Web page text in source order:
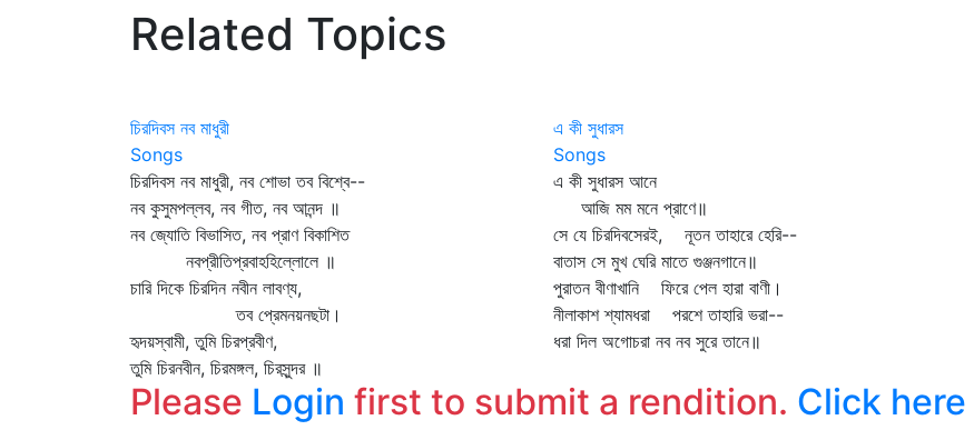
Related Topics
চিরদিবস নব মাধুরী
Songs
চিরদিবস নব মাধুরী, নব শোভা তব বিশ্বে--
নব কুসুমপল্লব, নব গীত, নব আনন্দ ॥
নব জ্যোতি বিভাসিত, নব প্রাণ বিকাশিত
নবপ্রীতিপ্রবাহহিল্লোলে ॥
চারি দিকে চিরদিন নবীন লাবণ্য,
তব প্রেমনয়নছটা।
হৃদয়স্বামী, তুমি চিরপ্রবীণ,
তুমি চিরনবীন, চিরমঙ্গল, চিরসুন্দর ॥
এ কী সুধারস
Songs
এ কী সুধারস আনে
আজি মম মনে প্রাণে॥
সে যে চিরদিবসেরই, নূতন তাহারে হেরি--
বাতাস সে মুখ ঘেরি মাতে গুঞ্জনগানে॥
পুরাতন বীণাখানি ফিরে পেল হারা বাণী।
নীলাকাশ শ্যামধরা পরশে তাহারি ভরা--
ধরা দিল অগোচরা নব নব সুরে তানে॥
Please Login first to submit a rendition. Click here